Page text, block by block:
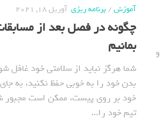
آموزش/برنامه ریزی آوریل 18, 2021
چگونه در فصل بعد از
بمانیم
شما هرگز نباید از سلامتی خود غافل
بدن خود را به خوبی حفظ نکنید، به
خود بر روی پیست، ممکن است مجبور
تیم خود را...